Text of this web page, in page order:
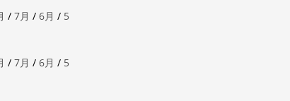
/ 7月 / 6月 / 5
/ 7月 / 6月 / 5